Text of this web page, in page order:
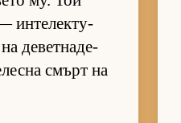
ин­те­лек­ту­
де­вет­на­де­
смърт на